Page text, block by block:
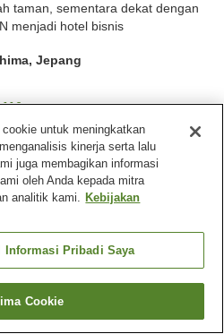
taman, sementara dekat dengan
menjadi hotel bisnis
Jepang
116
Kota Tokushima
kamar
untuk meningkatkan
kinerja serta lalu
juga membagikan informasi
oleh Anda kepada mitra
analitik kami. Kebijakan
Informasi Pribadi Saya
Cookie